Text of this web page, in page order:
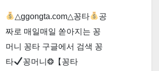
△ggongta.com△ 꽁타
공
짜로 매일매일 쏟아지는 꽁
머니 꽁타 구글에서 검색 꽁
타
꽁머니❂【꽁타